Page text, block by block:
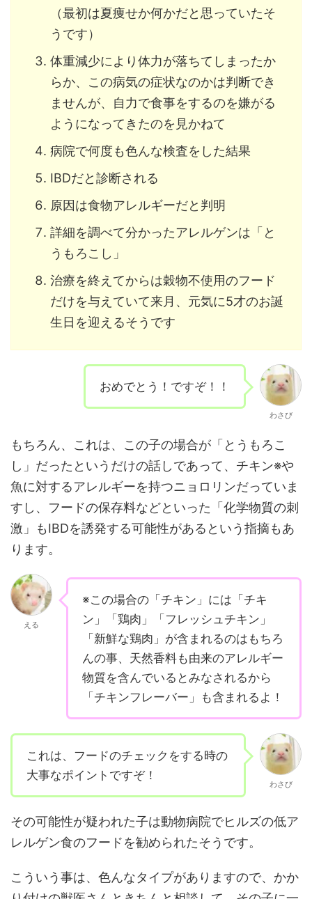
（最初は夏痩せか何かだと思っていたそ
うです）
体重減少により体力が落ちてしまったか
らか、この病気の症状なのかは判断でき
ませんが、自力で食事をするのを嫌がる
ようになってきたのを見かねて
病院で何度も色んな検査をした結果
IBDだと診断される
原因は食物アレルギーだと判明
詳細を調べて分かったアレルゲンは「と
うもろこし」
治療を終えてからは穀物不使用のフード
だけを与えていて来月、元気に5才のお誕
生日を迎えるそうです
おめでとう！ですぞ！！
わさび
もちろん、これは、この子の場合が「とうもろこ
し」だったというだけの話しであって、チキン※や
魚に対するアレルギーを持つニョロリンだっていま
すし、フードの保存料などといった「化学物質の刺
激」もIBDを誘発する可能性があるという指摘もあ
ります。
える
※この場合の「チキン」には「チキ
ン」「鶏肉」「フレッシュチキン」
「新鮮な鶏肉」が含まれるのはもちろ
んの事、天然香料も由来のアレルギー
物質を含んでいるとみなされるから
「チキンフレーバー」も含まれるよ！
これは、フードのチェックをする時の
大事なポイントですぞ！
わさび
その可能性が疑われた子は動物病院でヒルズの低ア
レルゲン食のフードを勧められたそうです。
こういう事は、色んなタイプがありますので、かか